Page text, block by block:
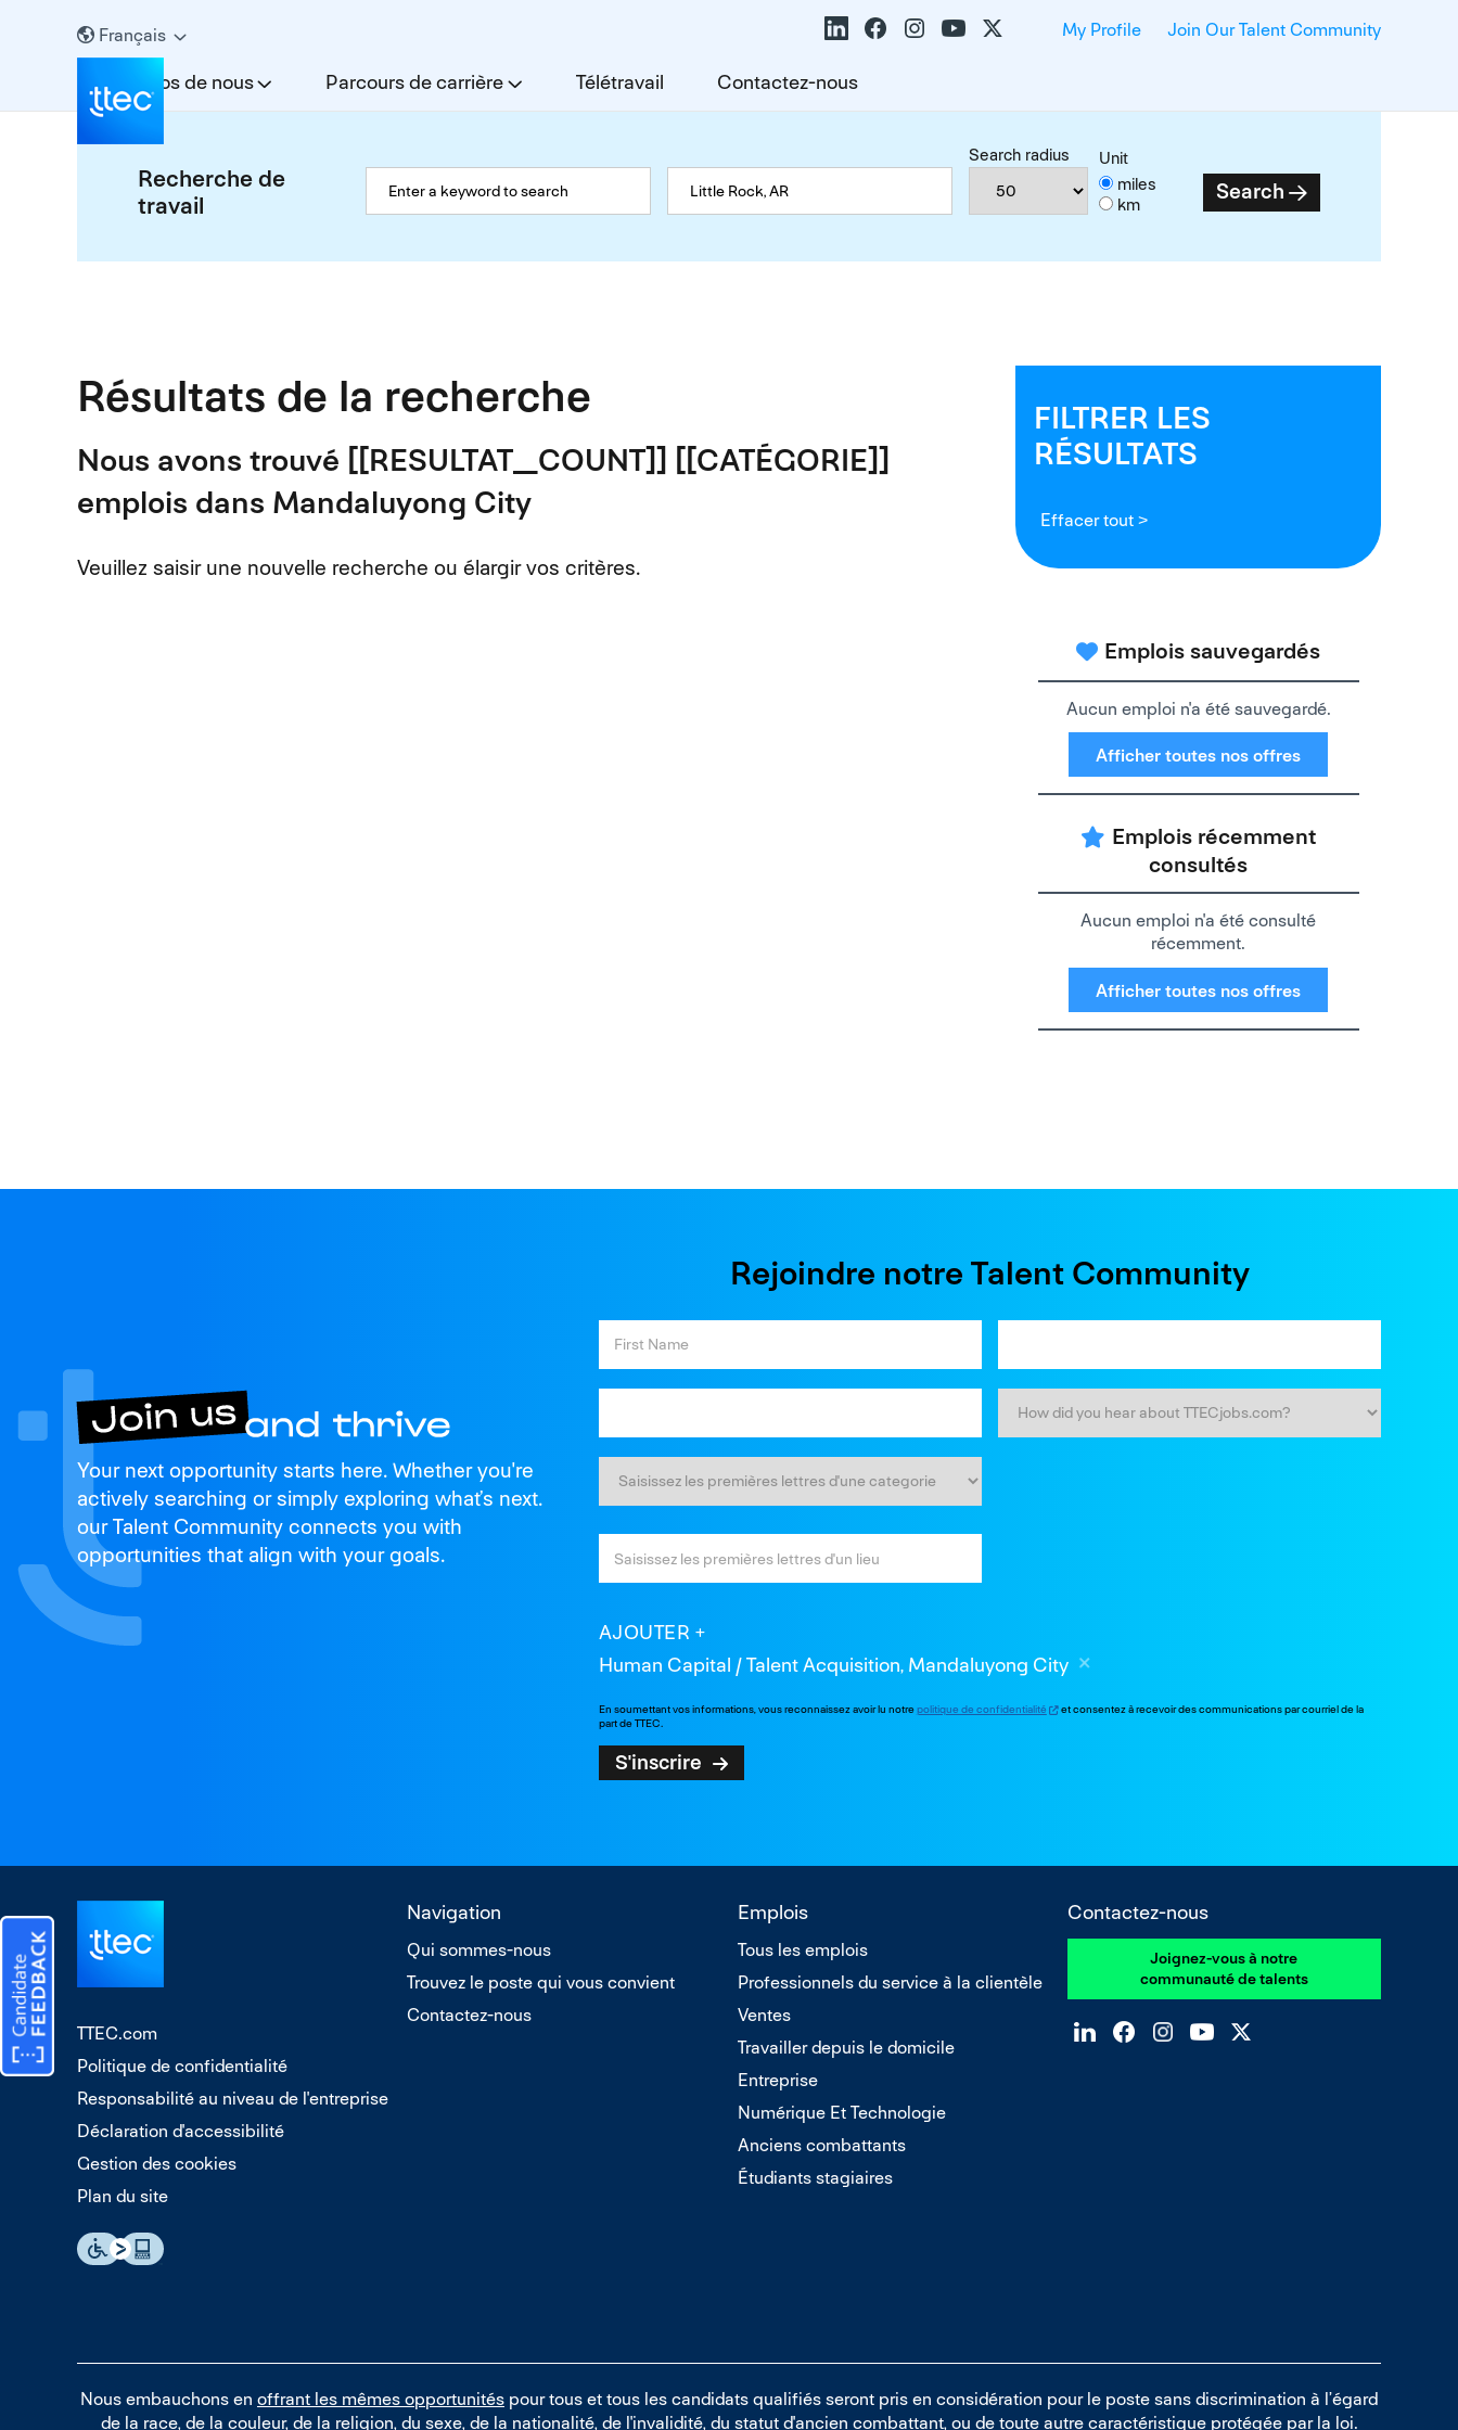
Français My Profile Join Our Talent Community
À propos de nous Parcours de carrière Télétravail Contactez-nous
Recherche de
travail
Search radius
Unit
miles
km
Search
Résultats de la recherche
Nous avons trouvé [[RESULTAT_COUNT]] [[CATÉGORIE]]
emplois dans Mandaluyong City
Veuillez saisir une nouvelle recherche ou élargir vos critères.
FILTRER LES
RÉSULTATS
Effacer tout >
Emplois sauvegardés
Aucun emploi n'a été sauvegardé.
Afficher toutes nos offres
Emplois récemment
consultés
Aucun emploi n'a été consulté
récemment.
Afficher toutes nos offres
Join us
and thrive
Your next opportunity starts here. Whether you're
actively searching or simply exploring what’s next.
our Talent Community connects you with
opportunities that align with your goals.
Rejoindre notre Talent Community
AJOUTER
Human Capital / Talent Acquisition, Mandaluyong City
En soumettant vos informations, vous reconnaissez avoir lu notrepolitique de confidentialité
et consentez à recevoir des communications par courriel de la
part de TTEC.
S'inscrire
TTEC.com
Politique de confidentialité
Responsabilité au niveau de l'entreprise
Déclaration d'accessibilité
Gestion des cookies
Plan du site
Navigation
Qui sommes-nous
Trouvez le poste qui vous convient
Contactez-nous
Emplois
Tous les emplois
Professionnels du service à la clientèle
Ventes
Travailler depuis le domicile
Entreprise
Numérique Et Technologie
Anciens combattants
Étudiants stagiaires
Contactez-nous
Joignez-vous à notre
communauté de talents
Nous embauchons en offrant les mêmes opportunités pour tous et tous les candidats qualifiés seront pris en considération pour le poste sans discrimination à l’égard
de la race, de la couleur, de la religion, du sexe, de la nationalité, de l'invalidité, du statut d'ancien combattant, ou de toute autre caractéristique protégée par la loi.